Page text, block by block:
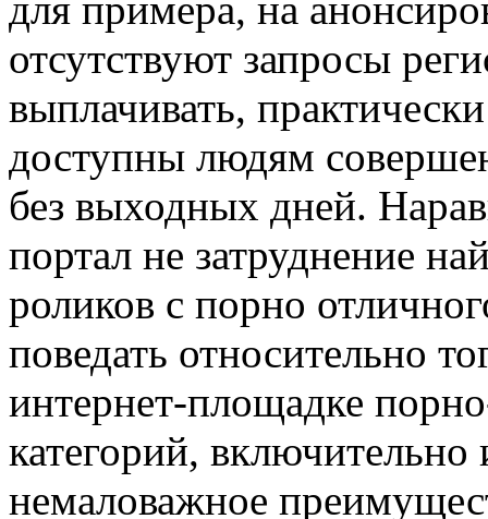
для примера, на
отсутствуют запросы
выплачивать,
доступны людям
без выходных дней.
портал не затруднение
роликов с порно
поведать относительно
интернет-площадке
категорий,
немаловажное